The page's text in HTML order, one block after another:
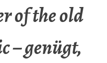
of the old
– genügt,